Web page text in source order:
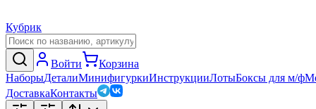
Кубрик
Войти
Корзина
НаборыДеталиМинифигуркиИнструкцииЛотыБоксы для м/ф
ДоставкаКонтакты